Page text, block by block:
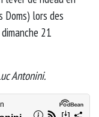
Doms) lors des
21
Antonini.